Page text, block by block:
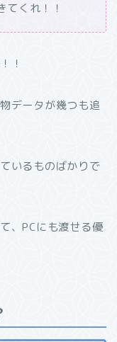
くれ！！
！
データが幾つも追
いるものばかりで
、PCにも渡せる優